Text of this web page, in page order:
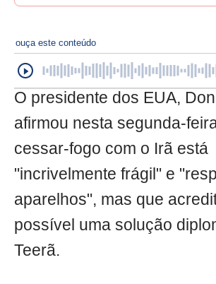
ouça este conteúdo
O presidente dos EUA,
afirmou nesta segunda-
cessar-fogo com o Irã está
"incrivelmente frágil" e
aparelhos", mas que
possível uma solução
Teerã.